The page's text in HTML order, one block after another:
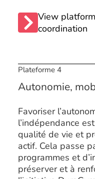
View
coordination
Plateforme 4
Autonomie,
Favoriser
l’indépendance
qualité de vie et
actif. Cela passe
programmes et
préserver et à